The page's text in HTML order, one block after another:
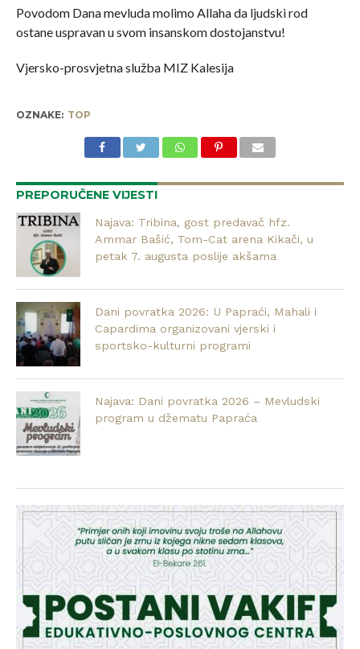
Povodom Dana mevluda molimo Allaha da ljudski rod
ostane uspravan u svom insanskom dostojanstvu!
Vjersko-prosvjetna služba MIZ Kalesija
OZNAKE: TOP
PREPORUČENE VIJESTI
Najava: Tribina, gost predavač hfz.
Ammar Bašić, Tom-Cat arena Kikači, u
petak 7. augusta poslije akšama
Dani povratka 2026: U Papraći, Mahali i
Capardima organizovani vjerski i
sportsko-kulturni programi
Najava: Dani povratka 2026 – Mevludski
program u džematu Papraća